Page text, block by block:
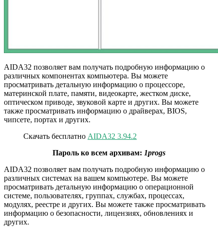
AIDA32 позволяет вам получать подробную информацию о
различных компонентах компьютера. Вы можете
просматривать детальную информацию о процессоре,
материнской плате, памяти, видеокарте, жестком диске,
оптическом приводе, звуковой карте и других. Вы можете
также просматривать информацию о драйверах, BIOS,
чипсете, портах и других.
Скачать бесплатно AIDA32 3.94.2
Пароль ко всем архивам: 1progs
AIDA32 позволяет вам получать подробную информацию о
различных системах на вашем компьютере. Вы можете
просматривать детальную информацию о операционной
системе, пользователях, группах, службах, процессах,
модулях, реестре и других. Вы можете также просматривать
информацию о безопасности, лицензиях, обновлениях и
других.